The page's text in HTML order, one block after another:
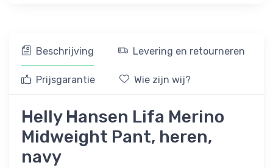
Beschrijving Levering en retourneren
Prijsgarantie Wie zijn wij?
Helly Hansen Lifa Merino
Midweight Pant, heren,
navy